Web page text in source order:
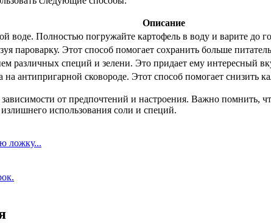
Описание
воде. Полностью погружайте картофель в воду и варите до
пароварку. Этот способ помогает сохранить больше
различных специй и зелени. Это придает ему интересный
антипригарной сковороде. Этот способ помогает снизить
от предпочтений и настроения. Важно помнить,
использования соли и специй.
ложку...